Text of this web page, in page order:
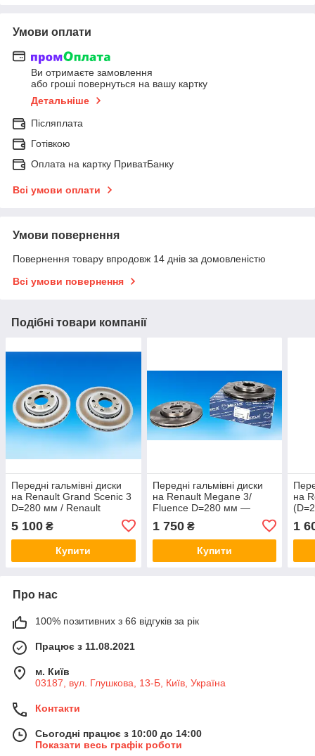
Умови оплати
Ви отримаєте замовлення
або гроші повернуться на вашу картку
Детальніше
Післяплата
Готівкою
Оплата на картку ПриватБанку
Всі умови оплати
Умови повернення
Повернення товару впродовж 14 днів за домовленістю
Всі умови повернення
Подібні товари компанії
Передні гальмівні диски
на Renault Grand Scenic 3
D=280 мм / Renault
4020679
5 100 ₴
Купити
Передні гальмівні диски
на Renault Megane 3/
Fluence D=280 мм —
1 750₴
Купити
на
1
Про нас
100% позитивних з 66 відгуків за рік
Працює з 11.08.2021
м. Київ
03187, вул. Глушкова, 13-Б, Київ, Україна
Контакти
Сьогодні працює з 10:00 до 14:00
Показати весь графік роботи